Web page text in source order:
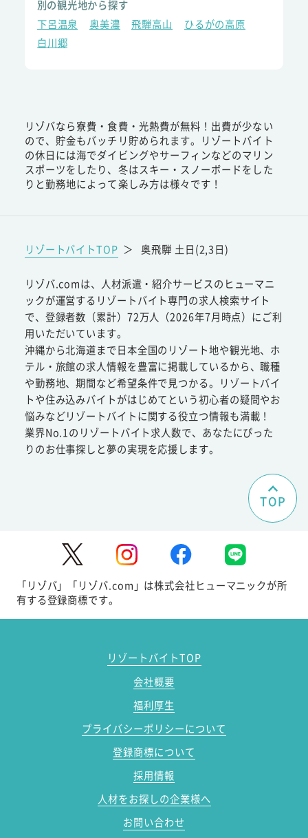
別の観光地から探す
下呂温泉
奥美濃 飛騨高山
ひるがの高原
白川郷
リゾバなら寮費・食費・光熱費が無料！出費が少ない
ので、貯金もバッチリ貯められます。リゾートバイト
の休日には海でダイビングやサーフィンなどのマリン
スポーツをしたり、冬はスキー・スノーボードをした
りと勤務地によって楽しみ方は様々です！
リゾートバイトTOP ＞ 奥飛騨 土日(2,3日)
リゾバ.comは、人材派遣・紹介サービスのヒューマニ
ックが運営するリゾートバイト専門の求人検索サイト
で、登録者数（累計）72万人（2026年7月時点）にご利
用いただいています。
沖縄から北海道まで日本全国のリゾート地や観光地、ホ
テル・旅館の求人情報を豊富に掲載しているから、職種
や勤務地、期間など希望条件で見つかる。リゾートバイ
トや住み込みバイトがはじめてという初心者の疑問やお
悩みなどリゾートバイトに関する役立つ情報も満載！
業界No.1のリゾートバイト求人数で、あなたにぴった
りのお仕事探しと夢の実現を応援します。
TOP
「リゾバ」「リゾバ.com」は株式会社ヒューマニックが所
有する登録商標です。
リゾートバイトTOP
会社概要
福利厚生
プライバシーポリシーについて
登録商標について
採用情報
人材をお探しの企業様へ
お問い合わせ